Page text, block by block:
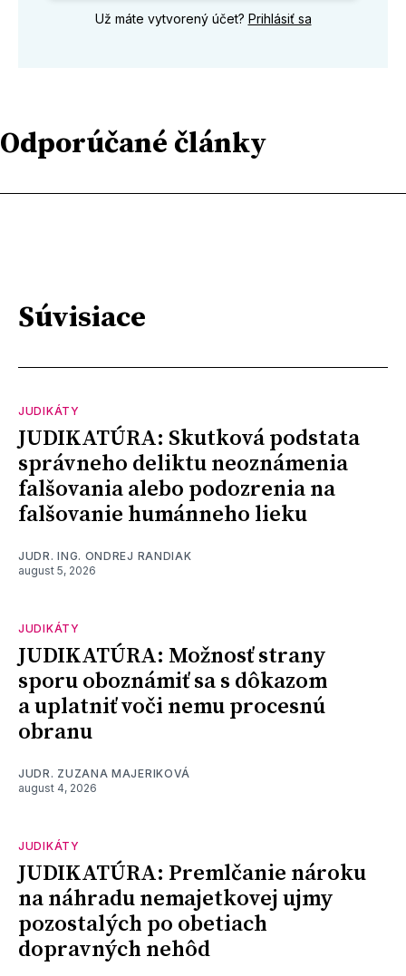
Už máte vytvorený účet? Prihlásiť sa
Odporúčané články
Súvisiace
JUDIKÁTY
JUDIKATÚRA: Skutková podstata
správneho deliktu neoznámenia
falšovania alebo podozrenia na
falšovanie humánneho lieku
JUDR. ING. ONDREJ RANDIAK
august 5, 2026
JUDIKÁTY
JUDIKATÚRA: Možnosť strany
sporu oboznámiť sa s dôkazom
a uplatniť voči nemu procesnú
obranu
JUDR. ZUZANA MAJERIKOVÁ
august 4, 2026
JUDIKÁTY
JUDIKATÚRA: Premlčanie nároku
na náhradu nemajetkovej ujmy
pozostalých po obetiach
dopravných nehôd